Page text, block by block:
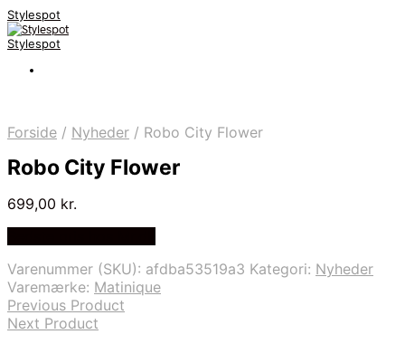
Stylespot
Stylespot
Forside / Nyheder / Robo City Flower
Robo City Flower
699,00 kr.
Varenummer (SKU): afdba53519a3 Kategori: Nyheder
Varemærke: Matinique
Previous Product
Next Product